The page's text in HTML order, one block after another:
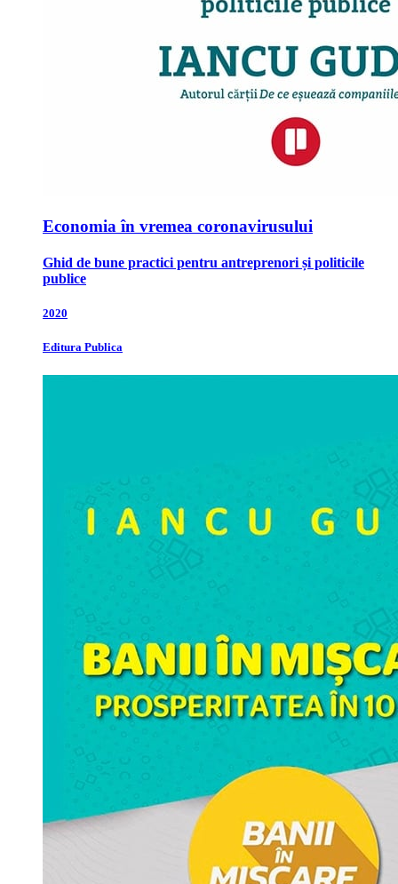
Economia în vremea coronavirusului
Ghid de bune practici pentru antreprenori și politicile
publice
2020
Editura Publica